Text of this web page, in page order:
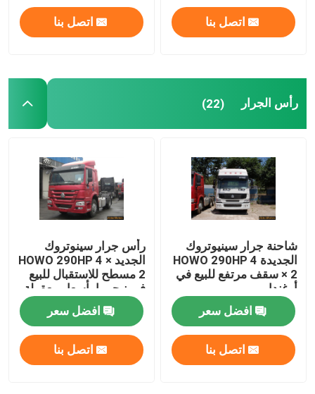
منزل
اتصل بنا اتصل بنا
رأس الجرار (22)
شاحنة جرار سينيوتروك
الجديدة HOWO 290HP 4
× 2 سقف مرتفع للبيع في
أوغندا
افضل سعر
اتصل بنا
رأس جرار سينوتروك
الجديد HOWO 290HP 4 ×
2 مسطح للاستقبال للبيع
في نيجيريا بأسعار معقولة
وجاهزة للتصدير
افضل سعر
اتصل بنا